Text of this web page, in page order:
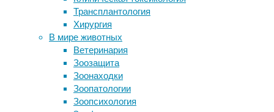
Трансплантология
Хирургия
В мире животных
Ветеринария
Зоозащита
Зоонаходки
Зоопатологии
Зоопсихология
методы,
,
нейробиология
нейроновости
Исследователи
из
Оксфордского
университета
С джетлагом помогает справиться
лишь один вид нейронов
Инфекции сводят пожилых людей с
ума
Диетологи предупредили о
негативном эффекте из-за приема
витамина D2
У гибридных койотов нашли гены